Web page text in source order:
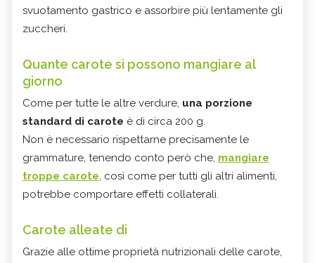
svuotamento gastrico e assorbire più lentamente gli
zuccheri.
Quante carote si possono mangiare al
giorno
Come per tutte le altre verdure, una porzione
standard di carote è di circa 200 g.
Non è necessario rispettarne precisamente le
grammature, tenendo conto però che, mangiare
troppe carote, così come per tutti gli altri alimenti,
potrebbe comportare effetti collaterali.
Carote alleate di
Grazie alle ottime proprietà nutrizionali delle carote,